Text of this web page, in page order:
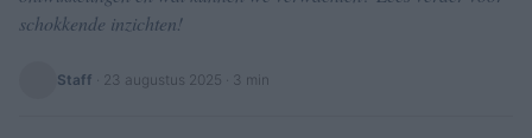
schokkende inzichten!
Staff 23 augustus 2025 · 3 min